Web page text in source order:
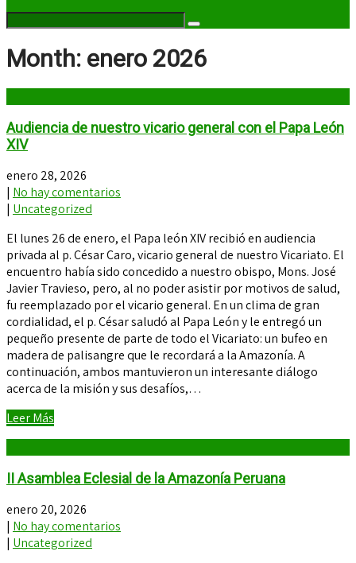
Month: enero 2026
Audiencia de nuestro vicario general con el Papa León
XIV
enero 28, 2026
| No hay comentarios
| Uncategorized
El lunes 26 de enero, el Papa león XIV recibió en audiencia
privada al p. César Caro, vicario general de nuestro Vicariato. El
encuentro había sido concedido a nuestro obispo, Mons. José
Javier Travieso, pero, al no poder asistir por motivos de salud,
fu reemplazado por el vicario general. En un clima de gran
cordialidad, el p. César saludó al Papa León y le entregó un
pequeño presente de parte de todo el Vicariato: un bufeo en
madera de palisangre que le recordará a la Amazonía. A
continuación, ambos mantuvieron un interesante diálogo
acerca de la misión y sus desafíos,…
Leer Más
II Asamblea Eclesial de la Amazonía Peruana
enero 20, 2026
| No hay comentarios
| Uncategorized